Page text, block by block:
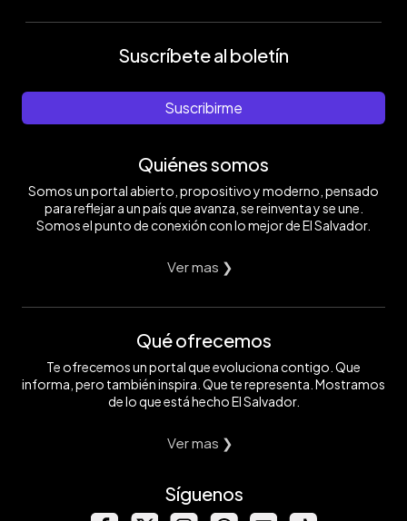
Suscríbete al boletín
Suscribirme
Quiénes somos
Somos un portal abierto, propositivo y moderno, pensado
para reflejar a un país que avanza, se reinventa y se une.
Somos el punto de conexión con lo mejor de El Salvador.
Ver mas ❯
Qué ofrecemos
Te ofrecemos un portal que evoluciona contigo. Que
informa, pero también inspira. Que te representa. Mostramos
de lo que está hecho El Salvador.
Ver mas ❯
Síguenos